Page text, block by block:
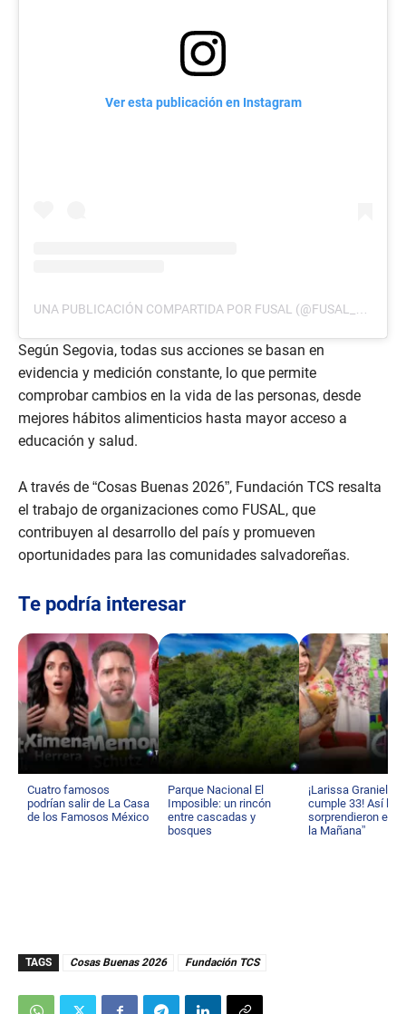
Ver esta publicación en Instagram
Según Segovia, todas sus acciones se basan en
evidencia y medición constante, lo que permite
comprobar cambios en la vida de las personas, desde
mejores hábitos alimenticios hasta mayor acceso a
educación y salud.
A través de “Cosas Buenas 2026”, Fundación TCS resalta
el trabajo de organizaciones como FUSAL, que
contribuyen al desarrollo del país y promueven
oportunidades para las comunidades salvadoreñas.
Te podría interesar
Cuatro famosos
podrían salir de La Casa
de los Famosos México
Parque Nacional El
Imposible: un rincón
entre cascadas y
bosques
¡Larissa Graniello
cumple 33! Así la
sorprendieron en
la Mañana”
TAGS Cosas Buenas 2026 Fundación TCS